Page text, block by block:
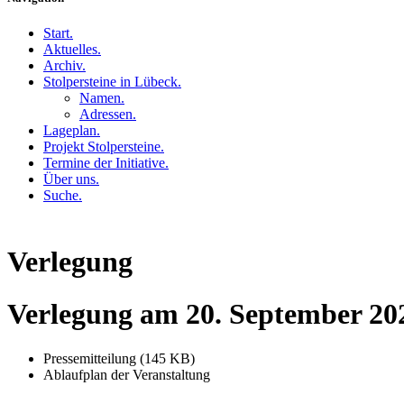
Start.
Aktuelles.
Archiv.
Stolpersteine in Lübeck.
Namen.
Adressen.
Lageplan.
Projekt Stolpersteine.
Termine der Initiative.
Über uns.
Suche.
Verlegung
Verlegung am 20. September
Pressemitteilung (145 KB)
Ablaufplan der Veranstaltung